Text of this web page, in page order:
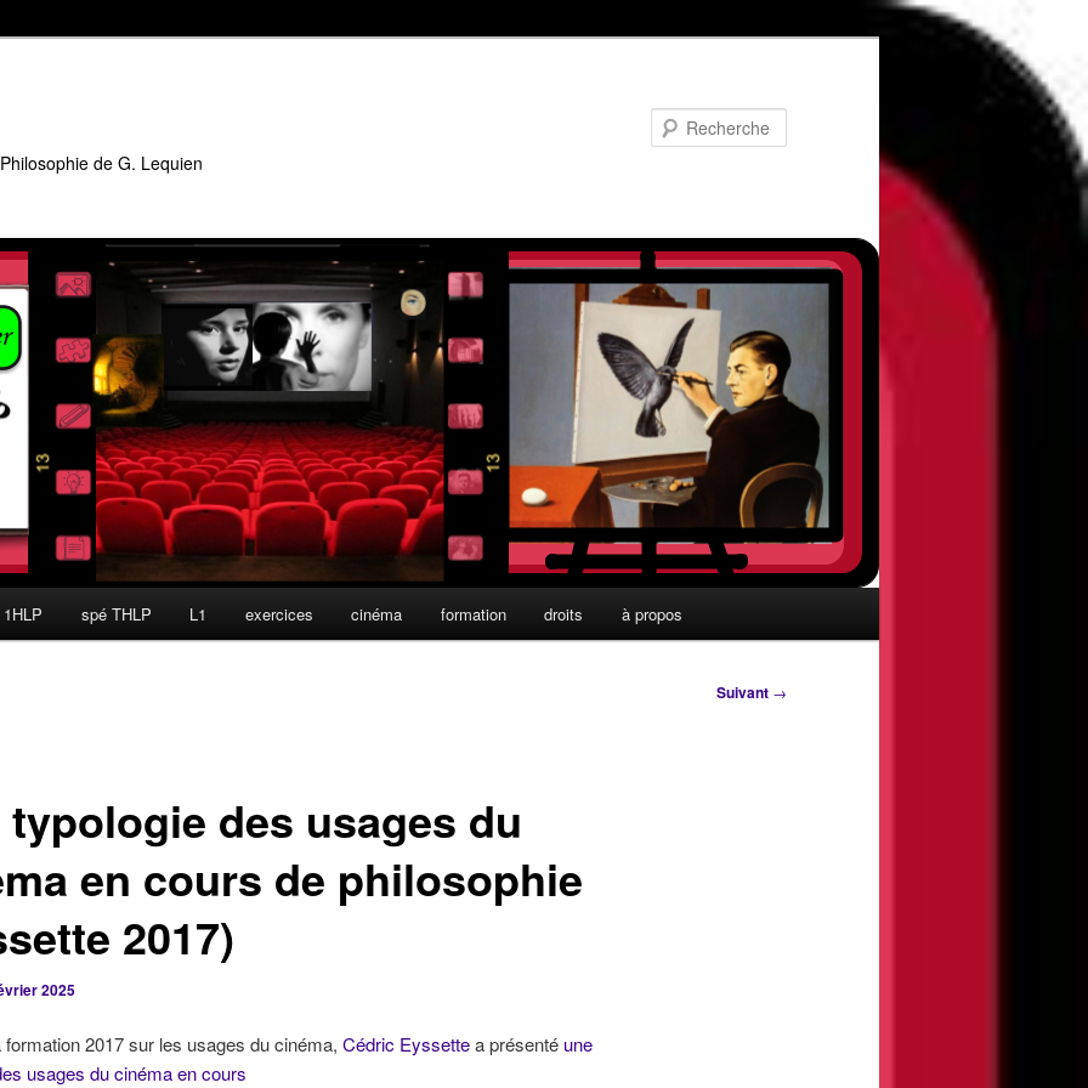
de G. Lequien
spé THLP L1 exercices cinéma formation droits à propos
Suivant →
typologie des usages du
en cours de philosophie
2017)
2025
formation 2017 sur les usages du cinéma, Cédric Eyssettea présenté une
usages du cinéma en cours